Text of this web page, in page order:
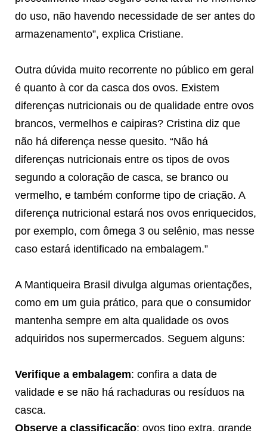
do uso, não havendo necessidade de ser antes do
armazenamento”, explica Cristiane.
Outra dúvida muito recorrente no público em geral
é quanto à cor da casca dos ovos. Existem
diferenças nutricionais ou de qualidade entre ovos
brancos, vermelhos e caipiras? Cristina diz que
não há diferença nesse quesito. “Não há
diferenças nutricionais entre os tipos de ovos
segundo a coloração de casca, se branco ou
vermelho, e também conforme tipo de criação. A
diferença nutricional estará nos ovos enriquecidos,
por exemplo, com ômega 3 ou selênio, mas nesse
caso estará identificado na embalagem.”
A Mantiqueira Brasil divulga algumas orientações,
como em um guia prático, para que o consumidor
mantenha sempre em alta qualidade os ovos
adquiridos nos supermercados. Seguem alguns:
Verifique a embalagem: confira a data de
validade e se não há rachaduras ou resíduos na
casca.
Observe a classificação: ovos tipo extra, grande